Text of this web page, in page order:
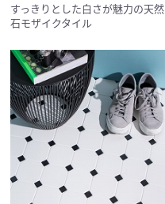
すっきりとした白さが魅力の天然
石モザイクタイル